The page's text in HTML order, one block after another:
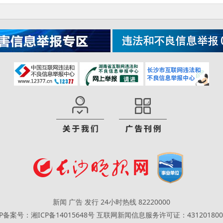
新闻 广告 发行 24小时热线 82220000
备案号：湘ICP备14015648号 互联网新闻信息服务许可证：